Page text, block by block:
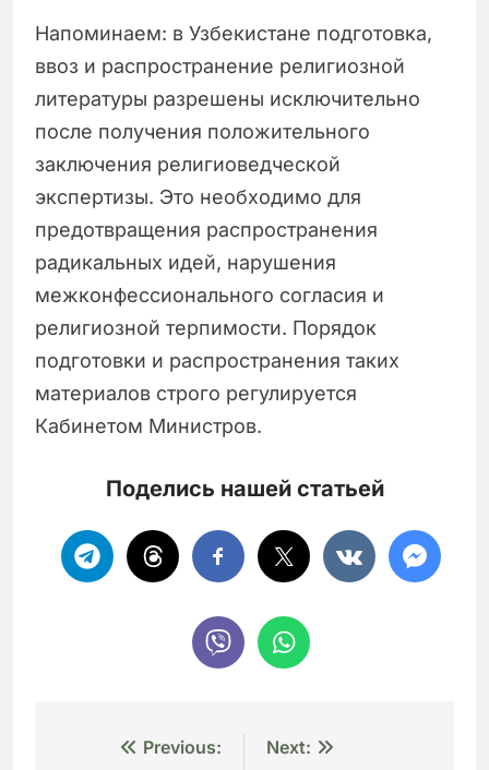
Напоминаем: в Узбекистане подготовка,
ввоз и распространение религиозной
литературы разрешены исключительно
после получения положительного
заключения религиоведческой
экспертизы. Это необходимо для
предотвращения распространения
радикальных идей, нарушения
межконфессионального согласия и
религиозной терпимости. Порядок
подготовки и распространения таких
материалов строго регулируется
Кабинетом Министров.
Поделись нашей статьей
Навигация
Previous:
Next: